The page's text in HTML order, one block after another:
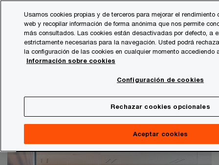
content
Entretenimiento y medios
Nuevo sistema de límites de
depósito conjunto de la DGOJ:
cómo alinear cumplimiento,
tecnología y operaciones
Usamos cookies propias y de terceros para mejorar el rendimiento
web y recopilar información de forma anónima que nos permite
más consultados. Las cookies están desactivadas por defecto, a
estrictamente necesarias para la navegación. Usted podrá
la configuración de las cookies en cualquier momento accediendo
Información sobre cookies
Configuración de cookies
Rechazar cookies opcionales
Aceptar cookies